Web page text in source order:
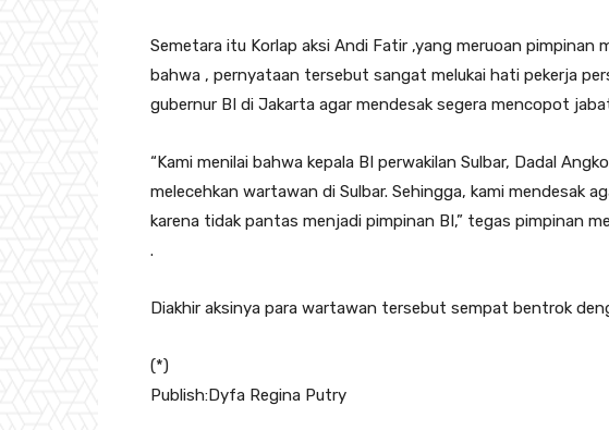
Semetara itu Korlap aksi Andi Fatir ,yang meruoan pimpinan
bahwa , pernyataan tersebut sangat melukai hati pekerja
gubernur BI di Jakarta agar mendesak segera mencopot
“Kami menilai bahwa kepala BI perwakilan Sulbar, Dadal
melecehkan wartawan di Sulbar. Sehingga, kami mendesak
karena tidak pantas menjadi pimpinan BI,” tegas pimpinan
.
Diakhir aksinya para wartawan tersebut sempat bentrok
(*)
Publish:Dyfa Regina Putry